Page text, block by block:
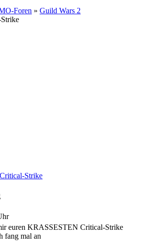
Foren » Guild Wars 2
Strike
euren KRASSESTEN Critical-Strike
fang mal an